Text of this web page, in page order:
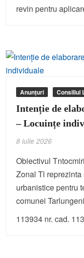
revin pentru
Anunțuri Consiliul
Intenție de
– Locuințe
8 iulie 2026
Obiectivul
Zonal Tl
urbanistice pentru
comunei
113934 nr. cad.